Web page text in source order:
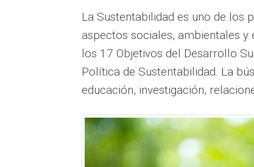
La Sustentabilidad es uno de los
aspectos sociales, ambientales
los 17 Objetivos del Desarrollo
Política de Sustentabilidad. La
educación, investigación,